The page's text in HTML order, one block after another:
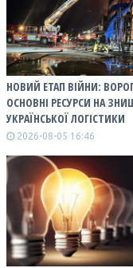
НОВИЙ ЕТАП ВІЙНИ:
ОСНОВНІ РЕСУРСИ НА
УКРАЇНСЬКОЇ ЛОГІСТИКИ
2026-08-05 16:46